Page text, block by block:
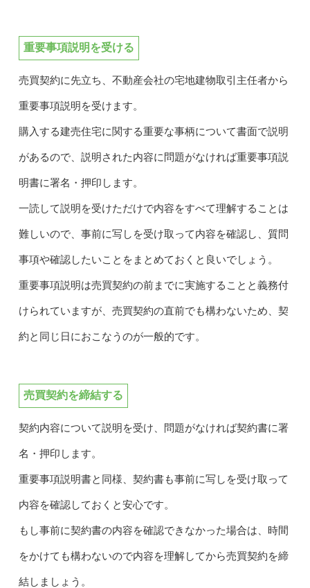
重要事項説明を受ける
売買契約に先立ち、不動産会社の宅地建物取引主任者から
重要事項説明を受けます。
購入する建売住宅に関する重要な事柄について書面で説明
があるので、説明された内容に問題がなければ重要事項説
明書に署名・押印します。
一読して説明を受けただけで内容をすべて理解することは
難しいので、事前に写しを受け取って内容を確認し、質問
事項や確認したいことをまとめておくと良いでしょう。
重要事項説明は売買契約の前までに実施することと義務付
けられていますが、売買契約の直前でも構わないため、契
約と同じ日におこなうのが一般的です。
売買契約を締結する
契約内容について説明を受け、問題がなければ契約書に署
名・押印します。
重要事項説明書と同様、契約書も事前に写しを受け取って
内容を確認しておくと安心です。
もし事前に契約書の内容を確認できなかった場合は、時間
をかけても構わないので内容を理解してから売買契約を締
結しましょう。